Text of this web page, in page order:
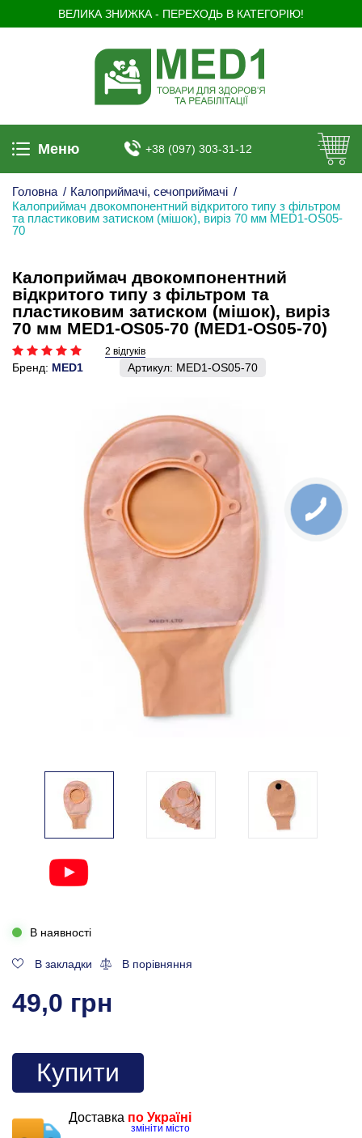
ВЕЛИКА ЗНИЖКА - ПЕРЕХОДЬ В КАТЕГОРІЮ!
Меню +38 (097) 303-31-12
Головна / Калоприймачі, сечоприймачі /
Калоприймач двокомпонентний відкритого типу з фільтром
та пластиковим затиском (мішок), виріз 70 мм MED1-OS05-
70
Калоприймач двокомпонентний
відкритого типу з фільтром та
пластиковим затиском (мішок), виріз
70 мм MED1-OS05-70 (MED1-OS05-70)
2 відгуків
Бренд: MED1 Артикул: MED1-OS05-70
В наявності
В закладки В порівняння
49,0 грн
Купити
Доставка по Україні
змініти місто